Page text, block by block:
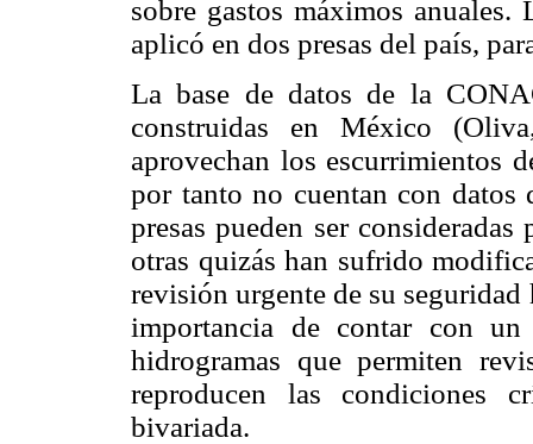
sobre gastos máximos
aplicó en dos presas del país,
La base de datos de la
construidas en México
aprovechan los escurrimientos
por tanto no cuentan con datos
presas pueden ser
otras quizás han sufrido
revisión urgente de su
importancia de contar con
hidrogramas que permiten
reproducen las condiciones
bivariada.